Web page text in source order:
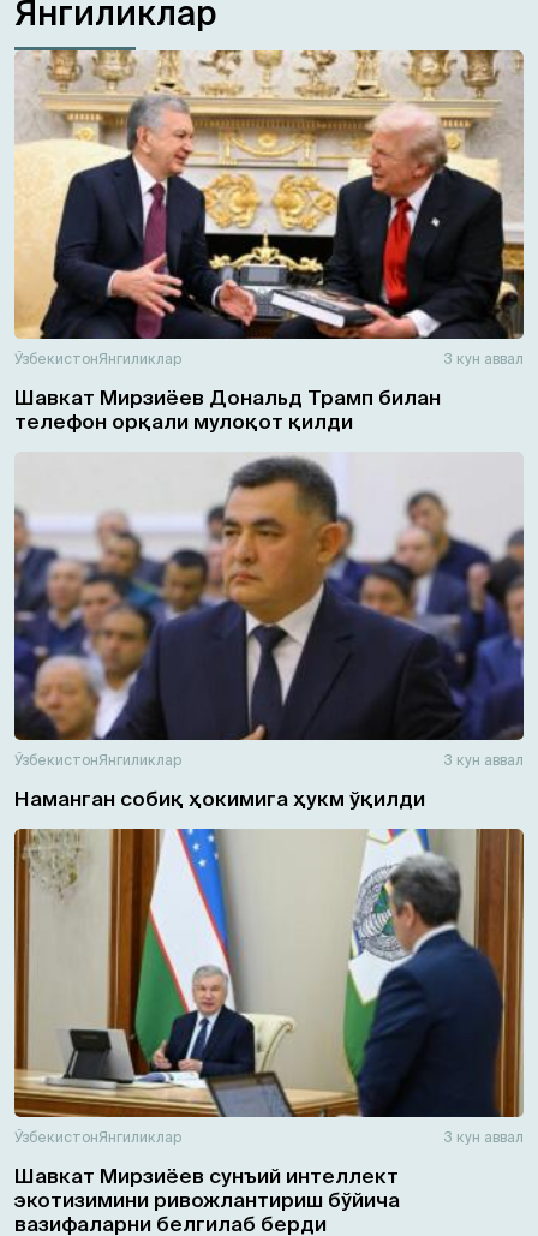
Янгиликлар
ЎзбекистонЯнгиликлар 3 кун аввал
Шавкат Мирзиёев Дональд Трамп билан
телефон орқали мулоқот қилди
ЎзбекистонЯнгиликлар 3 кун аввал
Наманган собиқ ҳокимига ҳукм ўқилди
ЎзбекистонЯнгиликлар 3 кун аввал
Шавкат Мирзиёев сунъий интеллект
экотизимини ривожлантириш бўйича
вазифаларни белгилаб берди